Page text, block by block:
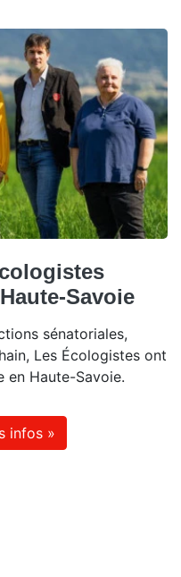
Savoie
sénatoriales,
Les Écologistes ont
en Haute-Savoie.
infos »